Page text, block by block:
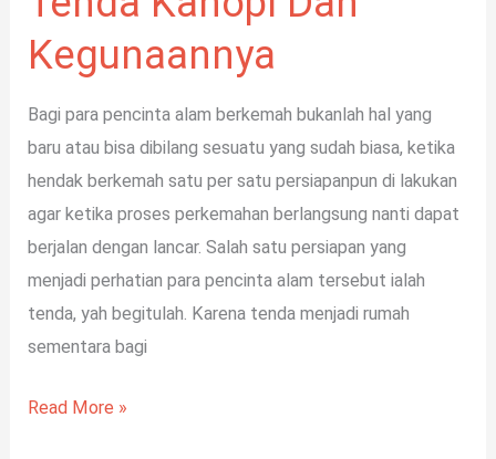
Kegunaannya
Bagi para pencinta alam berkemah bukanlah hal yang
baru atau bisa dibilang sesuatu yang sudah biasa, ketika
hendak berkemah satu per satu persiapanpun di lakukan
agar ketika proses perkemahan berlangsung nanti dapat
berjalan dengan lancar. Salah satu persiapan yang
menjadi perhatian para pencinta alam tersebut ialah
tenda, yah begitulah. Karena tenda menjadi rumah
sementara bagi
Read More »